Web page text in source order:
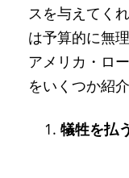
スを与えてく
は予算的に無
アメリカ・ロ
をいくつか紹
犠牲を払